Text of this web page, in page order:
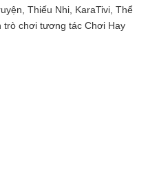
Thiếu Nhi, KaraTivi, Thể
chơi tương tác Chơi Hay